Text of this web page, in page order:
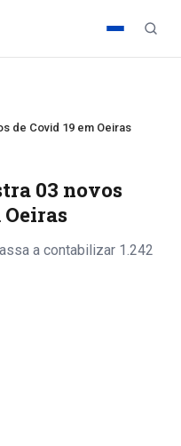
de Covid 19 em Oeiras
03 novos
Oeiras
a contabilizar 1.242